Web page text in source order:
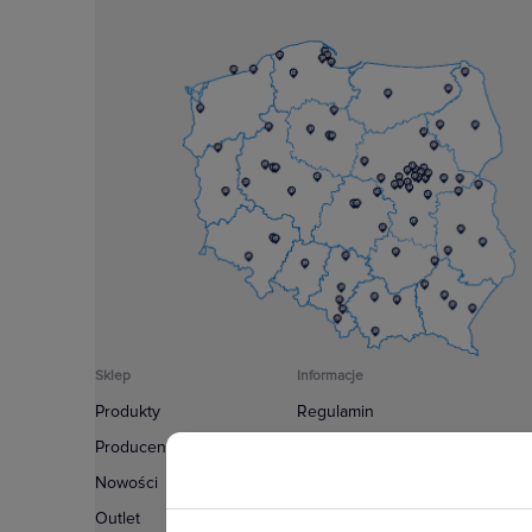
Sklep
Produkty
Producenci
Nowości
Outlet
Informacje
Regulamin